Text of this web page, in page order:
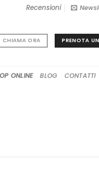
Recensioni
CHIAMA ORA PRENOTA
ONLINE BLOG CONTATTI